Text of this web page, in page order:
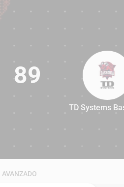
89
89
TD Systems
AVANZADO